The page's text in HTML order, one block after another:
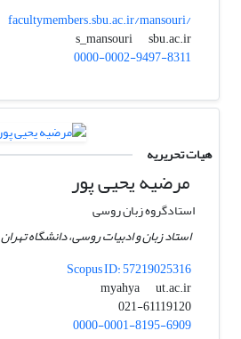
facultymembers.sbu.ac.ir/mansouri/
s_mansouri
sbu.ac.ir
0000-0002-9497-8311
هیات تحریریه
مرضیه یحیی پور
استادگروه زبان روسی
استاد زبان و ادبیات روسی، دانشگاه تهران
Scopus ID: 57219025316
myahya
ut.ac.ir
021-61119120
0000-0001-8195-6909